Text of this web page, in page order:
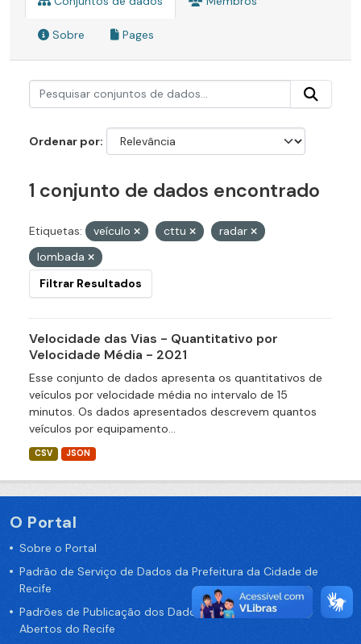
Sobre Pages
Ordenar por
1 conjunto de dados encontrado
Etiquetas: veículo cttu
radar
lombada
Filtrar Resultados
Velocidade das Vias - Quantitativo por
Velocidade Média - 2021
Esse conjunto de dados apresenta os quantitativos de
veículos por velocidade média no intervalo de 15
minutos. Os dados apresentados descrevem quantos
veículos por equipamento...
CSV JSON
O Portal
Sobre o Portal
Padrão de Serviço de Dados da Prefeitura da Cidade de
Recife
Padrões de Publicação dos Dados no Portal de Dados
Abertos do Recife